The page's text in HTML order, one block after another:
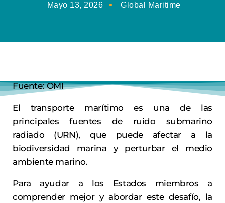
Mayo 13, 2026 Global Maritime
Fuente: OMI
El transporte marítimo es una de las
principales fuentes de ruido submarino
radiado (URN), que puede afectar a la
biodiversidad marina y perturbar el medio
ambiente marino.
Para ayudar a los Estados miembros a
comprender mejor y abordar este desafío, la